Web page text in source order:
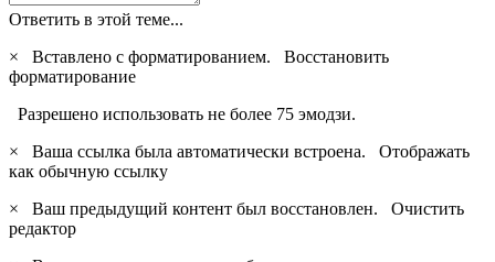
Ответить в этой теме...
×
Вставлено с форматированием. Восстановить
форматирование
Разрешено использовать не более 75 эмодзи.
×
Ваша ссылка была автоматически встроена. Отображать
как обычную ссылку
×
Ваш предыдущий контент был восстановлен. Очистить
редактор